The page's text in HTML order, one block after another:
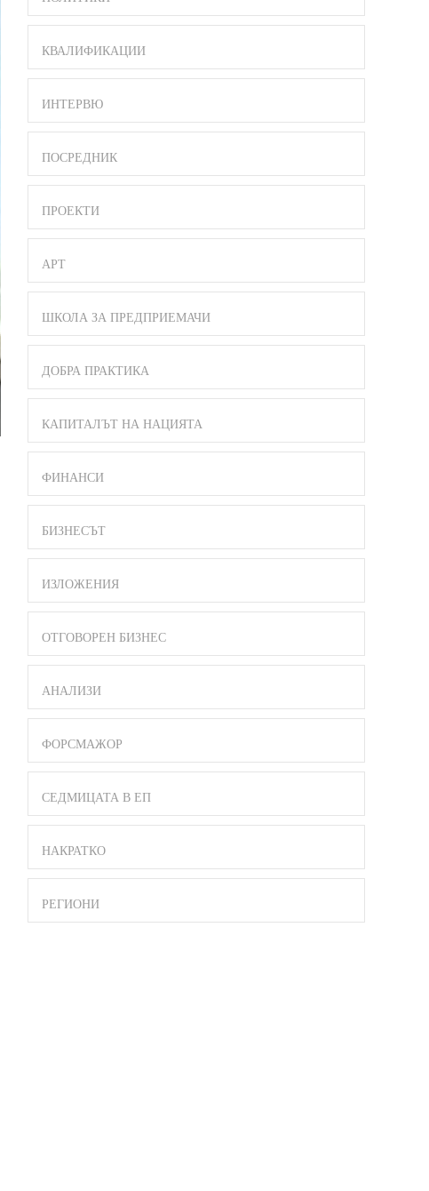
КВАЛИФИКАЦИИ
ИНТЕРВЮ
ПОСРЕДНИК
ПРОЕКТИ
АРТ
ШКОЛА ЗА ПРЕДПРИЕМАЧИ
ДОБРА ПРАКТИКА
КАПИТАЛЪТ НА НАЦИЯТА
ФИНАНСИ
БИЗНЕСЪТ
ИЗЛОЖЕНИЯ
ОТГОВОРЕН БИЗНЕС
АНАЛИЗИ
ФОРСМАЖОР
СЕДМИЦАТА В ЕП
НАКРАТКО
РЕГИОНИ